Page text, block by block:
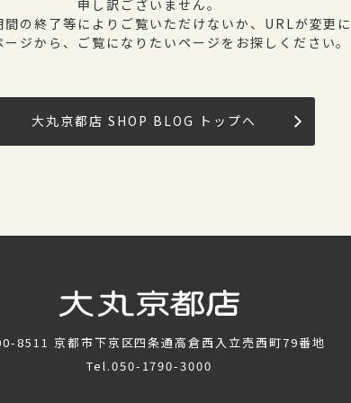
申し訳ございません。
の終了等によりご覧いただけないか、URLが変更に
ージから、ご覧になりたいページをお探しください。
大丸京都店 SHOP BLOG トップへ
8511 京都市下京区四条通高倉西入立売西町79番地
Tel.050-1790-3000